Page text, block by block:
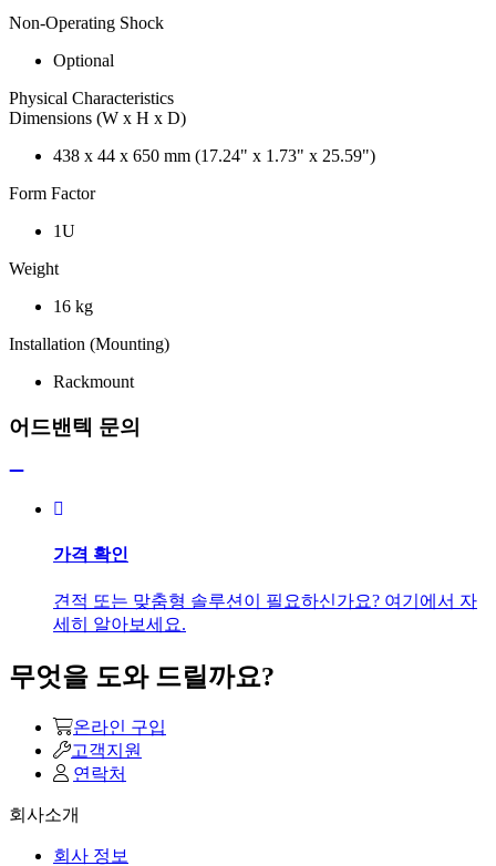
Non-Operating Shock
Optional
Physical Characteristics
Dimensions (W x H x D)
438 x 44 x 650 mm (17.24" x 1.73" x 25.59")
Form Factor
1U
Weight
16 kg
Installation (Mounting)
Rackmount
어드밴텍 문의
가격 확인
견적 또는 맞춤형 솔루션이 필요하신가요? 여기에서 자
세히 알아보세요.
무엇을 도와 드릴까요?
온라인 구입
고객지원
연락처
회사소개
회사 정보